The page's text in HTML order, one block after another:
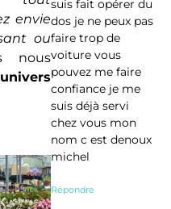
envie
ou
nous
suis fait opérer du
dos je ne peux pas
faire trop de
voiture vous
pouvez me faire
confiance je me
suis déjà servi
chez vous mon
nom c est denoux
michel
Répondre